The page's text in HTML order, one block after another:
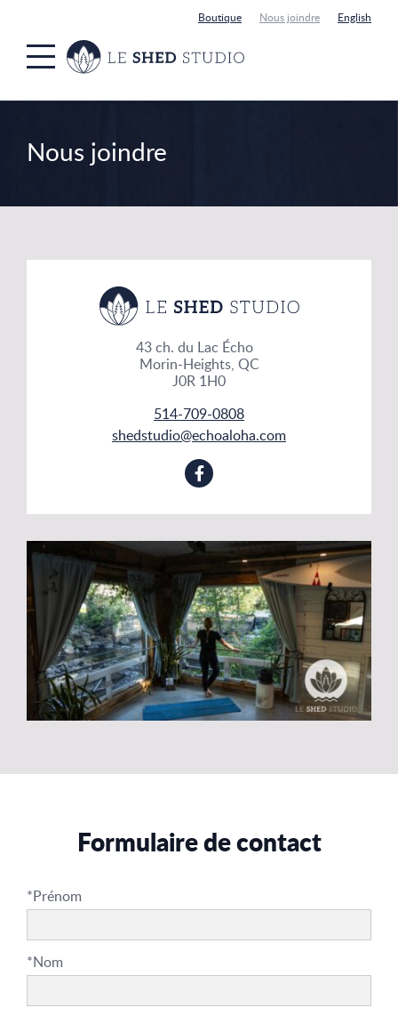
Passer
Boutique Nous joindre English
Nous joindre
43 ch. du Lac Écho
Morin-Heights, QC
J0R 1H0
514-709-0808
shedstudio@echoaloha.com
Facebook
Formulaire de contact
*Prénom
*Nom